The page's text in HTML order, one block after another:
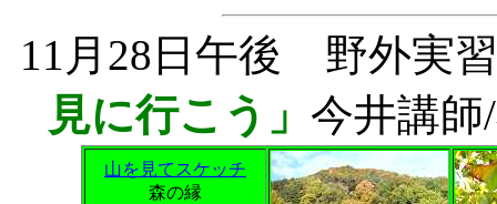
11月28日午後 野外実習
見に行こう」 今井講
山を見てスケッチ
森の縁